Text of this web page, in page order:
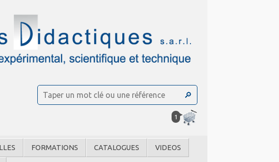
1
FORMATIONS CATALOGUES VIDEOS